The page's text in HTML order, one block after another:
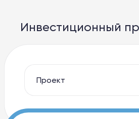
Инвестиционный